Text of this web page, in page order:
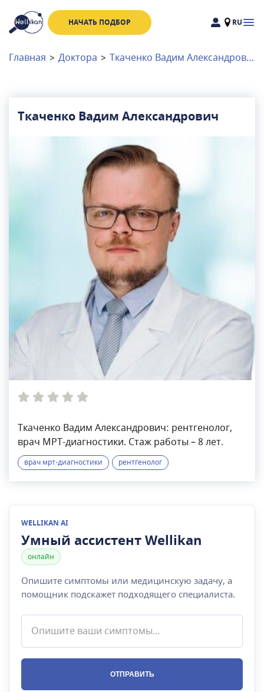
НАЧАТЬ ПОДБОР RU
Доктора
Клиники
Московская область
Связаться с нами
Главная > Доктора > Ткаченко Вадим Александрович
Ткаченко Вадим Александрович
Ткаченко Вадим Александрович: рентгенолог,
врач МРТ-диагностики. Стаж работы – 8 лет.
врач мрт-диагностики рентгенолог
WELLIKAN AI
Умный ассистент Wellikan
онлайн
Опишите симптомы или медицинскую задачу, а
помощник подскажет подходящего специалиста.
ОТПРАВИТЬ